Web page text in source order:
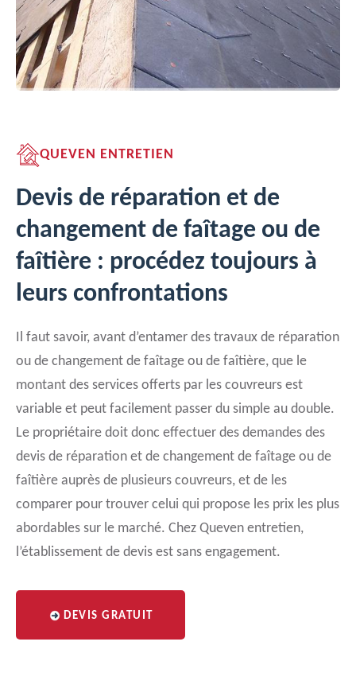
QUEVEN ENTRETIEN
Devis de réparation et de
changement de faîtage ou de
faîtière : procédez toujours à
leurs confrontations
Il faut savoir, avant d’entamer des travaux de réparation
ou de changement de faîtage ou de faîtière, que le
montant des services offerts par les couvreurs est
variable et peut facilement passer du simple au double.
Le propriétaire doit donc effectuer des demandes des
devis de réparation et de changement de faîtage ou de
faîtière auprès de plusieurs couvreurs, et de les
comparer pour trouver celui qui propose les prix les plus
abordables sur le marché. Chez Queven entretien,
l’établissement de devis est sans engagement.
DEVIS GRATUIT